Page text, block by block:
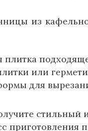
из
плитка
или
для
приготовления